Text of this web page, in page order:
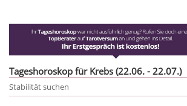
Tageshoroskop für Krebs (22.06. - 22.07.)
Stabilität suchen